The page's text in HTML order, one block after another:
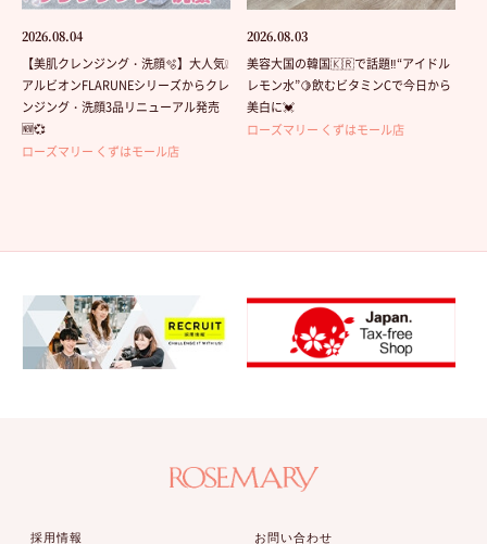
2026.08.04
【美肌クレンジング・洗顔🫧】大人気❕
アルビオンFLARUNEシリーズからクレ
ンジング・洗顔3品リニューアル発売
🆕💞
ローズマリー くずはモール店
2026.08.03
美容大国の韓国🇰🇷で話題‼️“アイドル
レモン水”🍋飲むビタミンCで今日から
美白に💓
ローズマリー くずはモール店
採用情報 お問い合わせ